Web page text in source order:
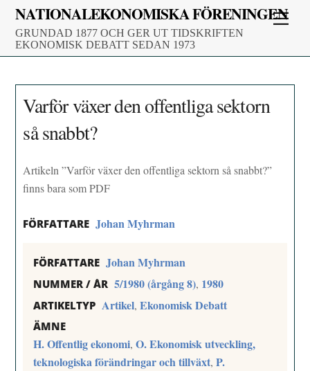
Skip
content
NATIONALEKONOMISKA FÖRENINGEN
GRUNDAD 1877 OCH GER UT TIDSKRIFTEN
EKONOMISK DEBATT SEDAN 1973
Varför växer den offentliga sektorn
så snabbt?
Artikeln ”Varför växer den offentliga sektorn så snabbt?”
finns bara som PDF
FÖRFATTARE Johan Myhrman
FÖRFATTARE Johan Myhrman
NUMMER / ÅR 5/1980 (årgång 8), 1980
ARTIKELTYP Artikel,Ekonomisk Debatt
ÄMNE
H. Offentlig ekonomi,O. Ekonomisk utveckling,
teknologiska förändringar och tillväxt,P.